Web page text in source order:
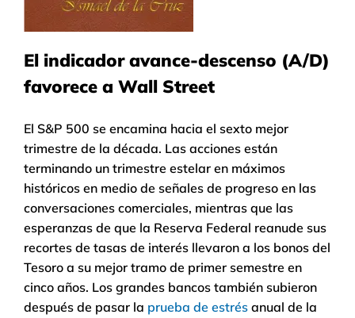
El indicador avance-descenso (A/D)
favorece a Wall Street
El S&P 500 se encamina hacia el sexto mejor
trimestre de la década. Las acciones están
terminando un trimestre estelar en máximos
históricos en medio de señales de progreso en las
conversaciones comerciales, mientras que las
esperanzas de que la Reserva Federal reanude sus
recortes de tasas de interés llevaron a los bonos del
Tesoro a su mejor tramo de primer semestre en
cinco años. Los grandes bancos también subieron
después de pasar la prueba de estrés anual de la